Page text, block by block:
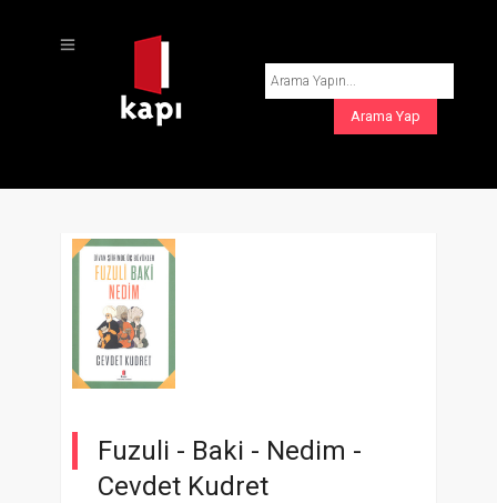
Fuzuli - Baki - Nedim -
Cevdet Kudret